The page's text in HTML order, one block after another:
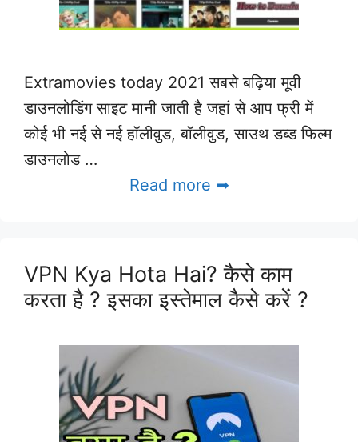
Extramovies today 2021 सबसे बढ़िया मूवी
डाउनलोडिंग साइट मानी जाती है जहां से आप फ्री में
कोई भी नई से नई हॉलीवुड, बॉलीवुड, साउथ डब्ड फिल्म
डाउनलोड …
Read more ➡
VPN Kya Hota Hai? कैसे काम
करता है ? इसका इस्तेमाल कैसे करें ?